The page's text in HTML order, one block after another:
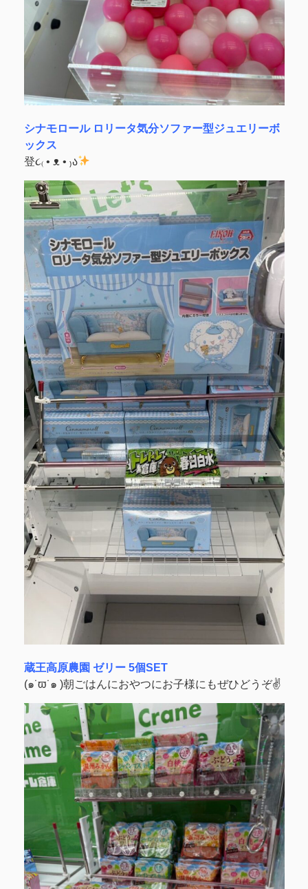
シナモロール ロリータ気分ソファー型ジュエリーボ
ックス
登૮₍ • ᴥ • ₎ა
蔵王高原農園 ゼリー 5個SET
(๑˙ϖ˙๑ )朝ごはんにおやつにお子様にもぜひどうぞ✌